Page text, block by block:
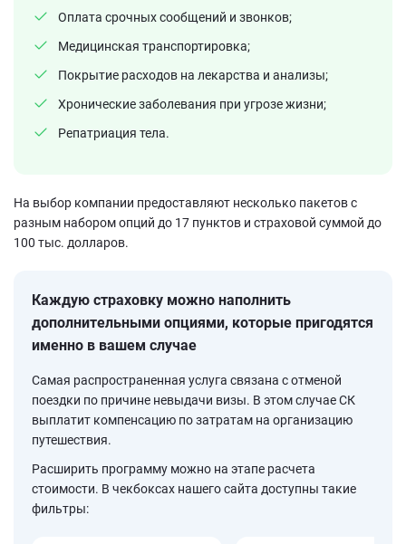
Оплата срочных сообщений и звонков;
Медицинская транспортировка;
Покрытие расходов на лекарства и анализы;
Хронические заболевания при угрозе жизни;
Репатриация тела.
На выбор компании предоставляют несколько пакетов с
разным набором опций до 17 пунктов и страховой суммой до
100 тыс. долларов.
Каждую страховку можно наполнить
дополнительными опциями, которые пригодятся
именно в вашем случае
Самая распространенная услуга связана с отменой
поездки по причине невыдачи визы. В этом случае СК
выплатит компенсацию по затратам на организацию
путешествия.
Расширить программу можно на этапе расчета
стоимости. В чекбоксах нашего сайта доступны такие
фильтры: